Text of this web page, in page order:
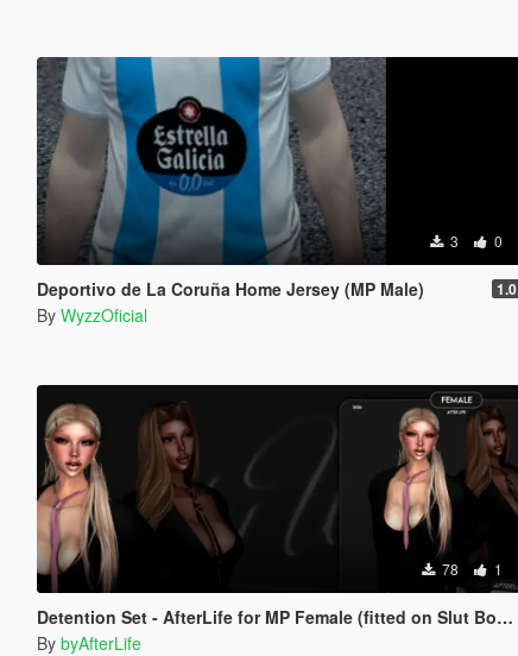
3 0
Deportivo de La Coruña Home Jersey (MP Male) 1.0
By WyzzOficial
78 1
Detention Set - AfterLife for MP Female (fitted on Slut Body)
By byAfterLife